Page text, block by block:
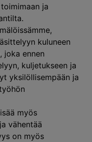
ja
kuluneen
joka ennen
kuljetukseen ja
yksilöllisempään ja
myös
vähentää
on myös